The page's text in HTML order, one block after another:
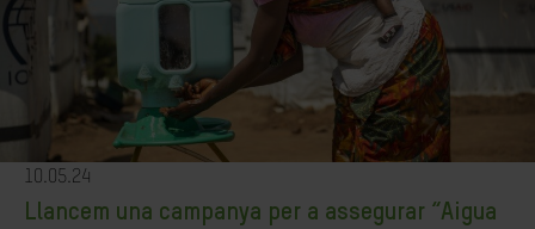
10.05.24
Llancem una campanya per a assegurar “Aigua